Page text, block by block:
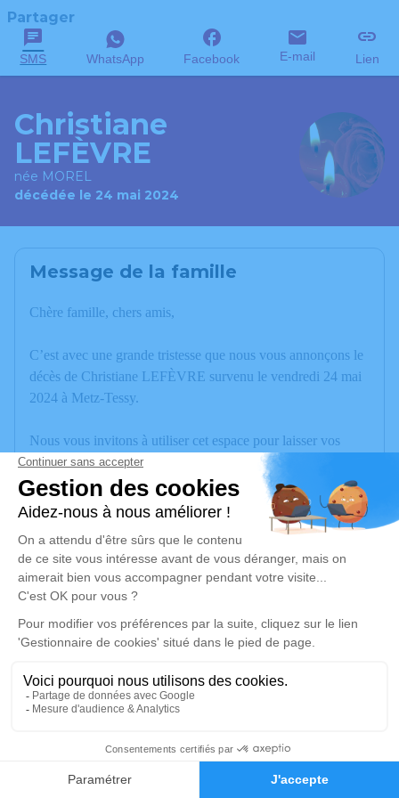
Faire-part Hommages
Partager
SMS WhatsApp Facebook E-mail Lien
Christiane
LEFÈVRE
née MOREL
décédée le 24 mai 2024
Message de la famille
Chère famille, chers amis,
C’est avec une grande tristesse que nous vous annonçons le
décès de Christiane LEFÈVRE survenu le vendredi 24 mai
2024 à Metz-Tessy.
Nous vous invitons à utiliser cet espace pour laisser vos
condoléances, partager des photos souvenirs, une anecdote
ou exprimer vos pensées à travers des poèmes ou des textes.
Cet endroit est un lieu d'expression dédié à honorer la
Un service de plantation d’arbre hommage est
disponible ici.
Je rends hommage
Déroulé des obsèques
Les informations sur la cérémonie seront bientôt
Activez une alerte si vous souhaitez être prévenu dès que
ces informations seront disponibles.